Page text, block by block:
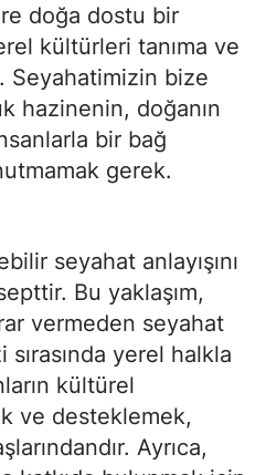
Erzurum
Eskişehir
Gaziantep
Giresun
Hakkari
Hatay
Isparta
Mersin
İstanbul
doğa dostu bir
kültürleri tanıma ve
Seyahatimizin bize
hazinenin, doğanın
bir bağ
gerek.
seyahat anlayışını
Bu yaklaşım,
vermeden seyahat
yerel halkla
kültürel
ve desteklemek,
Ayrıca,